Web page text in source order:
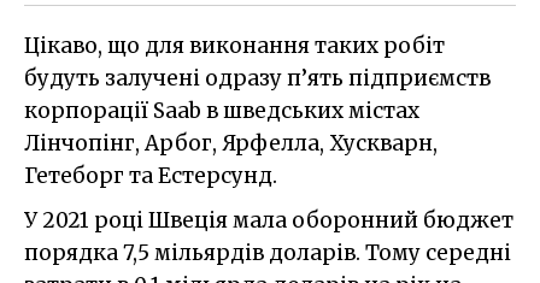
Цікаво, що для виконання таких робіт
будуть залучені одразу п’ять підприємств
корпорації Saab в шведських містах
Лінчопінг, Арбог, Ярфелла, Хускварн,
Гетеборг та Естерсунд.
У 2021 році Швеція мала оборонний бюджет
порядка 7,5 мільярдів доларів. Тому середні